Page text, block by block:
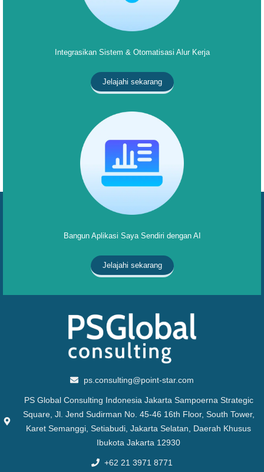
Integrasikan Sistem & Otomatisasi Alur Kerja
Jelajahi sekarang
Bangun Aplikasi Saya Sendiri dengan AI
Jelajahi sekarang
ps.consulting@point-star.com
PS Global Consulting Indonesia Jakarta Sampoerna Strategic
Square, Jl. Jend Sudirman No. 45-46 16th Floor, South Tower,
Karet Semanggi, Setiabudi, Jakarta Selatan, Daerah Khusus
Ibukota Jakarta 12930
+62 21 3971 8771